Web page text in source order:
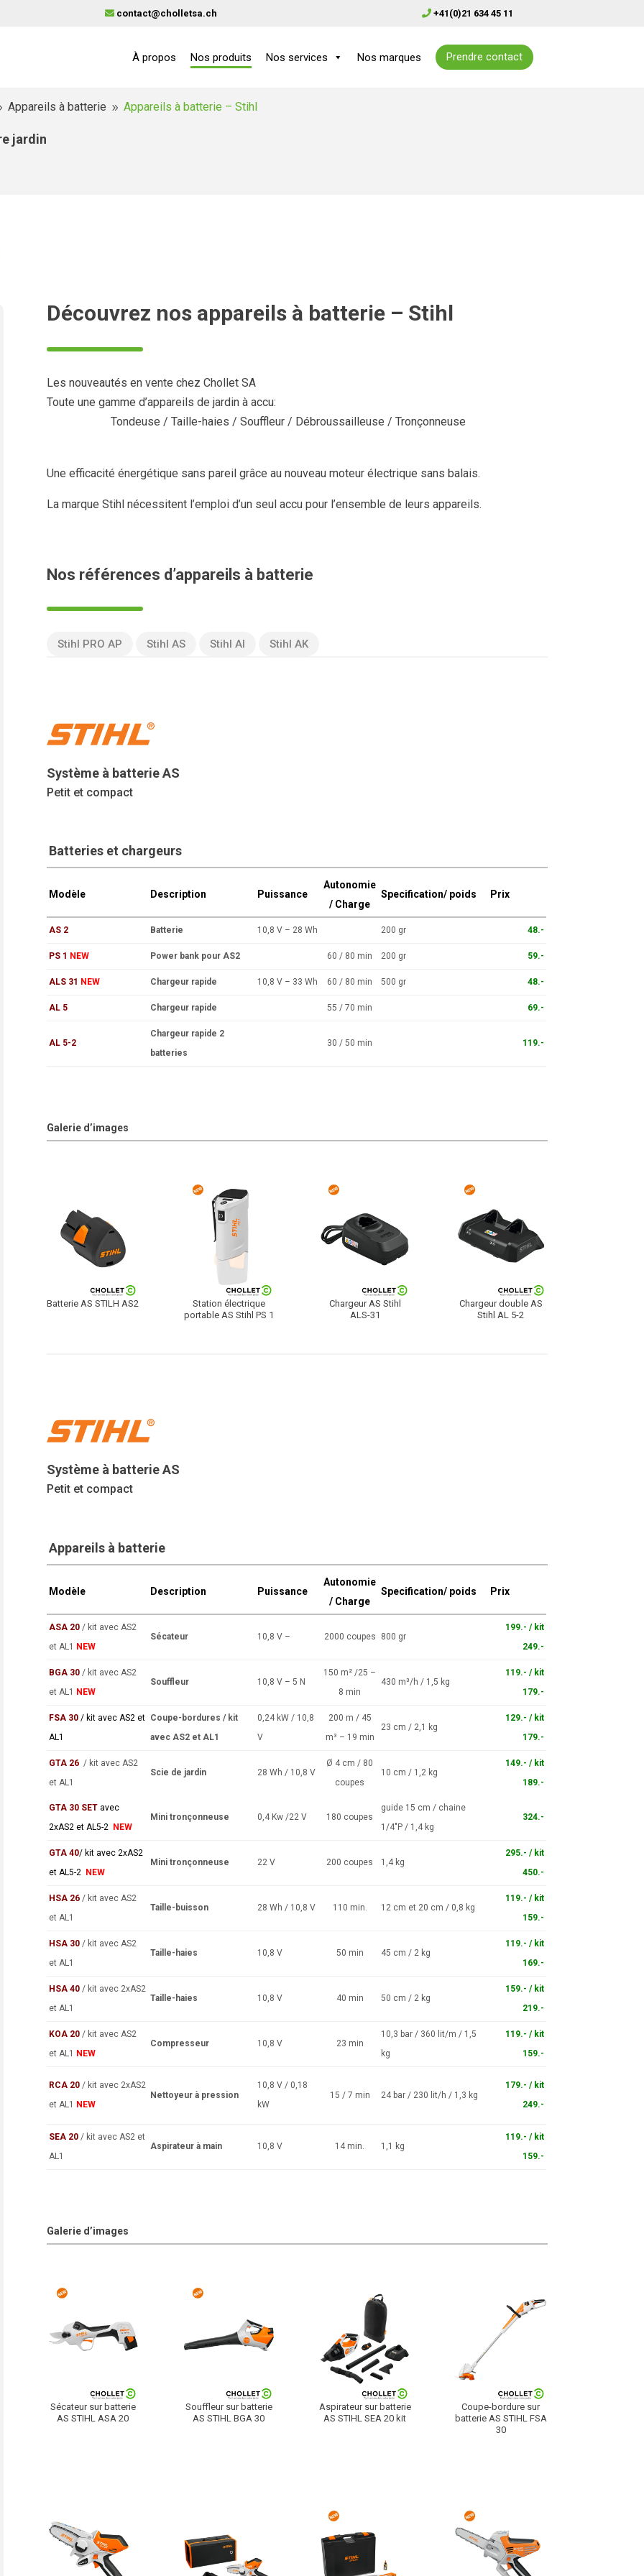
contact@cholletsa.ch +41(0)21 634 45 11
À propos Nos produits Nos services Nos marques Prendre contact
Appareils à batterie 9 Appareils à batterie – Stihl
jardin
Découvrez nos appareils à batterie – Stihl
Les nouveautés en vente chez Chollet SA
Toute une gamme d’appareils de jardin à accu:
Tondeuse / Taille-haies / Souffleur / Débroussailleuse / Tronçonneuse
Une efficacité énergétique sans pareil grâce au nouveau moteur électrique sans balais.
La marque Stihl nécessitent l’emploi d’un seul accu pour l’ensemble de leurs appareils.
Nos références d’appareils à batterie
Stihl PRO AP Stihl AS Stihl AI Stihl AK
Système à batterie AS
Petit et compact
Batteries et chargeurs
Modèle Description Puissance
Autonomie
/ Charge
Specification/ poids Prix
AS 2 Batterie 10,8 V – 28 Wh 200 gr 48.-
PS 1 NEW Power bank pour AS2 60 / 80 min 200 gr 59.-
ALS 31 NEW Chargeur rapide 10,8 V – 33 Wh 60 / 80 min 500 gr 48.-
AL 5 Chargeur rapide 55 / 70 min 69.-
AL 5-2
Chargeur rapide 2
batteries
30 / 50 min 119.-
Galerie d’images
Batterie AS STILH AS2
Station électrique
portable AS Stihl PS 1
Chargeur AS Stihl
ALS-31
Chargeur double AS
Stihl AL 5-2
Système à batterie AS
Petit et compact
Appareils à batterie
Modèle Description Puissance
Autonomie
/ Charge
Specification/ poids Prix
ASA 20/ kit avec AS2
et AL1
NEW
Sécateur 10,8 V – 2000 coupes 800 gr
199.- / kit
249.-
BGA 30 / kit avec AS2
et AL1
NEW
Souffleur 10,8 V – 5 N
150 m² /25 –
8 min
430 m³/h / 1,5 kg
119.- / kit
179.-
FSA 30 / kit avec AS2 et
AL1
Coupe-bordures / kit
avec AS2 et AL1
0,24 kW / 10,8
V
200 m / 45
m³ – 19 min
23 cm / 2,1 kg
129.- / kit
179.-
GTA 26 / kit avec AS2
et AL1
Scie de jardin 28 Wh / 10,8 V
Ø 4 cm / 80
coupes
10 cm / 1,2 kg
149.- / kit
189.-
GTA 30 SETavec
2xAS2 et AL5-2 NEW
Mini tronçonneuse 0,4 Kw /22 V 180 coupes
guide 15 cm / chaine
1/4″P / 1,4 kg
324.-
GTA 40/ kit avec 2xAS2
et AL5-2 NEW
Mini tronçonneuse 22 V 200 coupes 1,4 kg
295.- / kit
450.-
HSA 26 / kit avec AS2
et AL1
Taille-buisson 28 Wh / 10,8 V 110 min. 12 cm et 20 cm / 0,8 kg
119.- / kit
159.-
HSA 30/ kit avec AS2
et AL1
Taille-haies 10,8 V 50 min 45 cm / 2 kg
119.- / kit
169.-
HSA 40/ kit avec 2xAS2
et AL1
Taille-haies 10,8 V 40 min 50 cm / 2 kg
159.- / kit
219.-
KOA 20 / kit avec AS2
et AL1
NEW
Compresseur 10,8 V 23 min
10,3 bar / 360 lit/m / 1,5
kg
119.- / kit
159.-
RCA 20 / kit avec 2xAS2
et AL1
NEW
Nettoyeur à pression
10,8 V / 0,18
kW
15 / 7 min 24 bar / 230 lit/h / 1,3 kg
179.- / kit
249.-
SEA 20/ kit avec AS2 et
AL1
Aspirateur à main 10,8 V 14 min. 1,1 kg
119.- / kit
159.-
Galerie d’images
Sécateur sur batterie
AS STIHL ASA 20
Souffleur sur batterie
AS STIHL BGA 30
Aspirateur sur batterie
AS STIHL SEA 20 kit
Coupe-bordure sur
batterie AS STIHL FSA
30